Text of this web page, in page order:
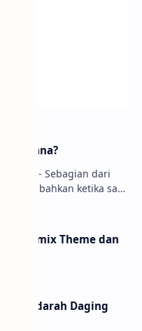
Mana?
bahkan ketika saya
Numix Theme dan
Mendarah Daging